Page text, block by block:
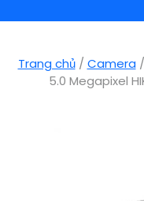
Trang chủ/ Camera /
5.0 Megapixel